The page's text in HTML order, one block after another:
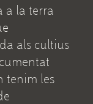
a la terra
als cultius
tenim les